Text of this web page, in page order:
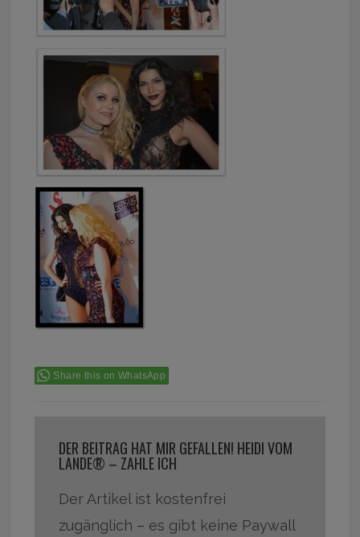
Share this on WhatsApp
DER BEITRAG HAT MIR GEFALLEN! HEIDI VOM
LANDE® – ZAHLE ICH
Der Artikel ist kostenfrei
zugänglich – es gibt keine Paywall